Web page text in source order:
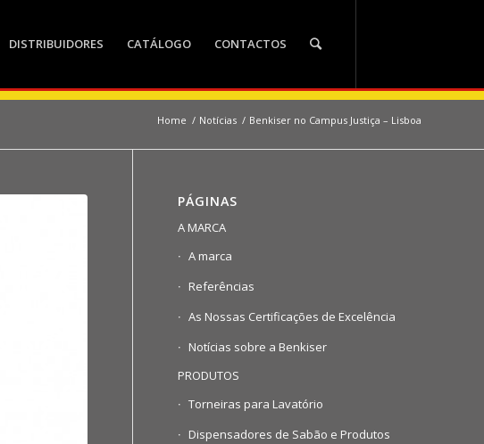
DISTRIBUIDORES CATÁLOGO CONTACTOS
Home / Notícias / Benkiser no Campus Justiça – Lisboa
PÁGINAS
A MARCA
A marca
Referências
As Nossas Certificações de Excelência
Notícias sobre a Benkiser
PRODUTOS
Torneiras para Lavatório
Dispensadores de Sabão e Produtos